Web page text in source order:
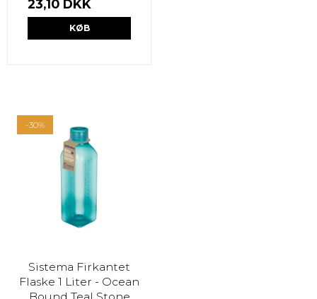
23,10 DKK
KØB
-30%
Sistema Firkantet
Flaske 1 Liter - Ocean